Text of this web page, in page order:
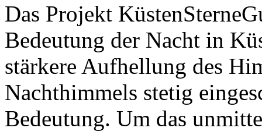
Das Projekt
Bedeutung der Nacht in
stärkere Aufhellung des
Nachthimmels stetig
Bedeutung. Um das